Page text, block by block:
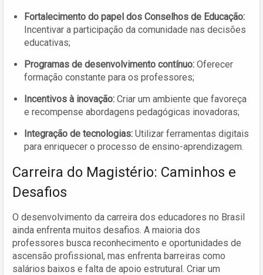
Fortalecimento do papel dos Conselhos de Educação:
Incentivar a participação da comunidade nas decisões
educativas;
Programas de desenvolvimento contínuo: Oferecer
formação constante para os professores;
Incentivos à inovação: Criar um ambiente que favoreça
e recompense abordagens pedagógicas inovadoras;
Integração de tecnologias: Utilizar ferramentas digitais
para enriquecer o processo de ensino-aprendizagem.
Carreira do Magistério: Caminhos e
Desafios
O desenvolvimento da carreira dos educadores no Brasil
ainda enfrenta muitos desafios. A maioria dos
professores busca reconhecimento e oportunidades de
ascensão profissional, mas enfrenta barreiras como
salários baixos e falta de apoio estrutural. Criar um